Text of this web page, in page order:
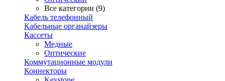
Все категории (9)
Кабель телефонный
Кабельные органайзеры
Кассеты
Медные
Оптические
Коммутационные модули
Коннекторы